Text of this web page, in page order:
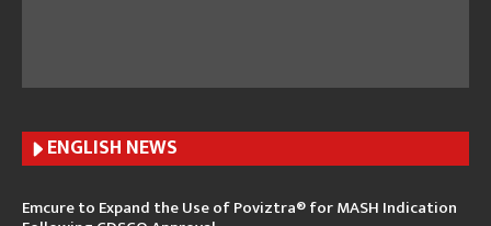
ENGLISH NEWS
Emcure to Expand the Use of Poviztra® for MASH Indication